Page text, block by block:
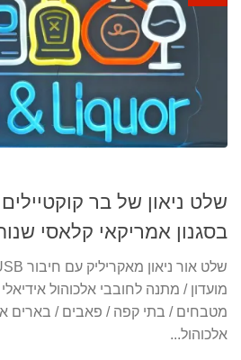
בסגנון אמריקאי קלאסי
מועדון / מתנה לחובבי אלכוהול
מטבחים / בתי קפה / פאבים / בארים
אלכוהול...